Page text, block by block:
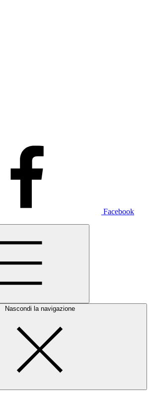
Facebook
Nascondi la navigazione